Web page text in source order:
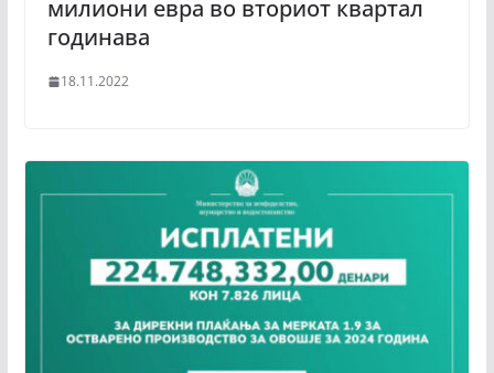
милиони евра во вториот квартал
годинава
18.11.2022